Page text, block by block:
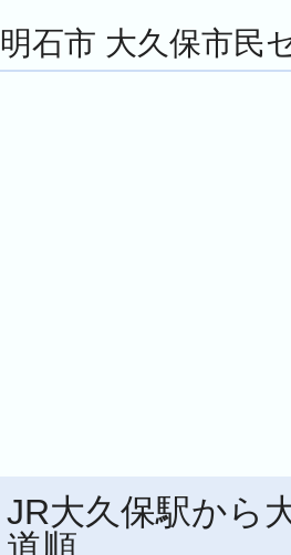
明石市 大久保市民
JR大久保駅から